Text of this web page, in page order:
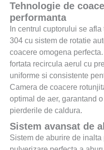
Tehnologie de
performanta
In centrul cuptorului se
304 cu sistem de rotatie
coacere omogena
fortata recircula aerul cu
uniforme si consistente
Camera de coacere
optimal de aer, garantand
pierderile de caldura.
Sistem avansat de
Sistem de aburire de